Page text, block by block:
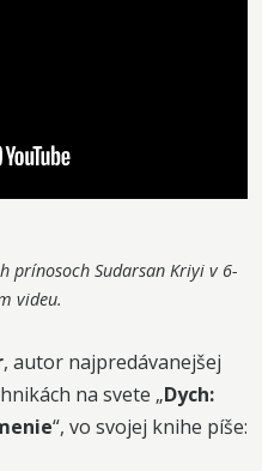
prínosoch Sudarsan Kriyi v 6-
videu.
, autor najpredávanejšej
na svete „Dych:
“, vo svojej knihe píše: